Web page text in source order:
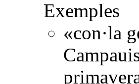
Exemples
«con·la